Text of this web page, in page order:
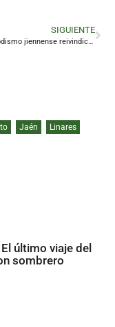
SIGUIENTE
El periodismo jiennense reivindica su papel democrático frente a la precariedad y los bulos
Jaén
Linares
último viaje del
sombrero